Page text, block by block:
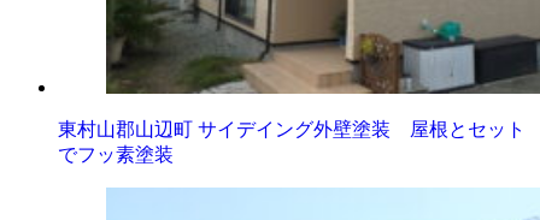
東村山郡山辺町 サイデイング外壁塗装 屋根とセット
でフッ素塗装